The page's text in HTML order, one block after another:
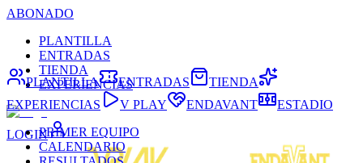
ABONADO
PLANTILLA
ENTRADAS
TIENDA
EXPERIENCIAS
LOGIN
PLANTILLA ENTRADAS
TIENDA
EXPERIENCIAS
V PLAY ENDAVANT
ESTADIO
PRIMER EQUIPO
CALENDARIO